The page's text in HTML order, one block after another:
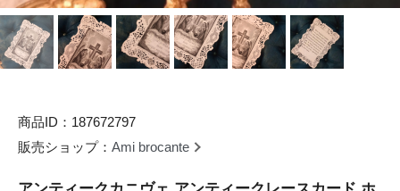
商品ID：187672797
販売ショップ： Ami brocante